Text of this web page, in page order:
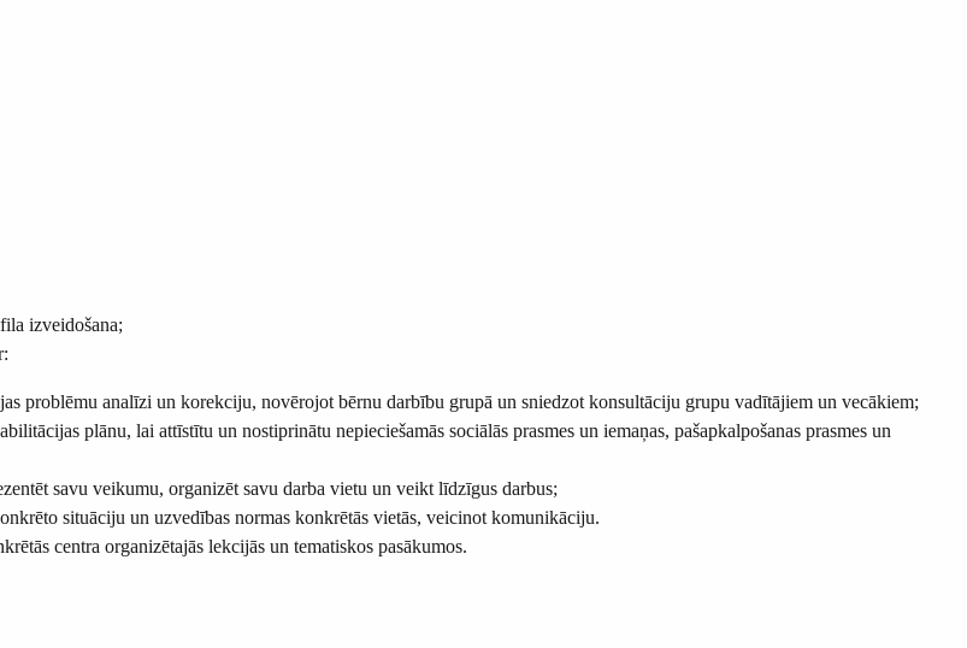
izveidošana;
problēmu analīzi un korekciju, novērojot bērnu darbību grupā un sniedzot konsultāciju grupu vadītājiem un vecākiem;
plānu, lai attīstītu un nostiprinātu nepieciešamās sociālās prasmes un iemaņas, pašapkalpošanas prasmes un
savu veikumu, organizēt savu darba vietu un veikt līdzīgus darbus;
situāciju un uzvedības normas konkrētās vietās, veicinot komunikāciju.
centra organizētajās lekcijās un tematiskos pasākumos.